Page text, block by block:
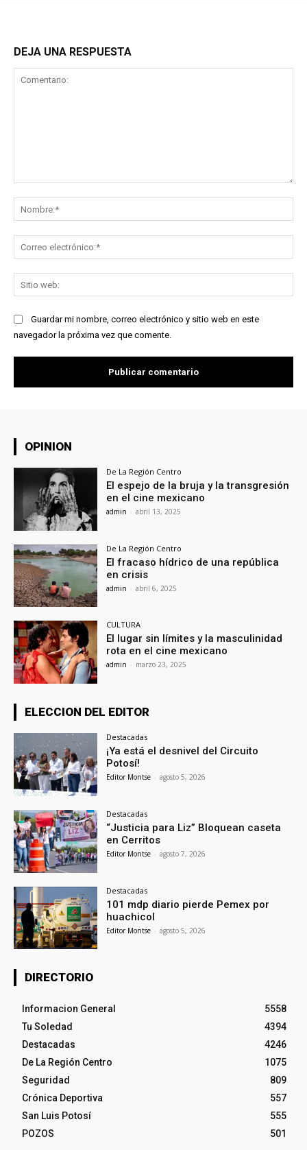
DEJA UNA RESPUESTA
Guardar mi nombre, correo electrónico y sitio web en este
navegador la próxima vez que comente.
OPINION
De La Región Centro
El espejo de la bruja y la transgresión
en el cine mexicano
admin - abril 13, 2025
De La Región Centro
El fracaso hídrico de una república
en crisis
admin - abril 6, 2025
CULTURA
El lugar sin límites y la masculinidad
rota en el cine mexicano
admin - marzo 23, 2025
ELECCION DEL EDITOR
Destacadas
¡Ya está el desnivel del Circuito
Potosí!
Editor Montse - agosto 5, 2026
Destacadas
“Justicia para Liz” Bloquean caseta
en Cerritos
Editor Montse - agosto 7, 2026
Destacadas
101 mdp diario pierde Pemex por
huachicol
Editor Montse - agosto 5, 2026
DIRECTORIO
Informacion General
5558
Tu Soledad
4394
Destacadas
4246
De La Región Centro
1075
Seguridad
809
Crónica Deportiva
557
San Luis Potosí
555
POZOS
501